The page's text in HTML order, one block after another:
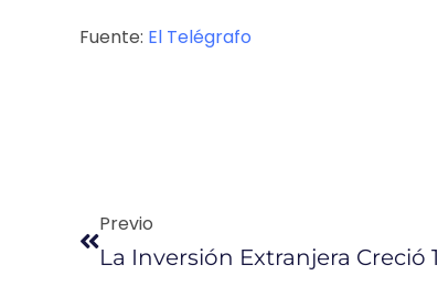
Fuente: El Telégrafo
Previo
La Inversión Extranjera Creció